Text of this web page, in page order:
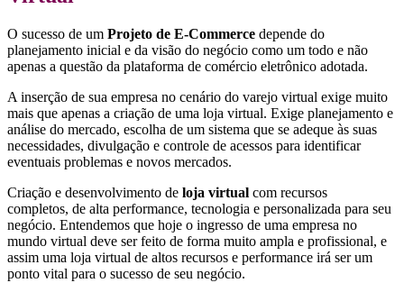
O sucesso de um Projeto de E-Commerce depende do
planejamento inicial e da visão do negócio como um todo e não
apenas a questão da plataforma de comércio eletrônico adotada.
A inserção de sua empresa no cenário do varejo virtual exige muito
mais que apenas a criação de uma loja virtual. Exige planejamento e
análise do mercado, escolha de um sistema que se adeque às suas
necessidades, divulgação e controle de acessos para identificar
eventuais problemas e novos mercados.
Criação e desenvolvimento de loja virtual com recursos
completos, de alta performance, tecnologia e personalizada para seu
negócio. Entendemos que hoje o ingresso de uma empresa no
mundo virtual deve ser feito de forma muito ampla e profissional, e
assim uma loja virtual de altos recursos e performance irá ser um
ponto vital para o sucesso de seu negócio.